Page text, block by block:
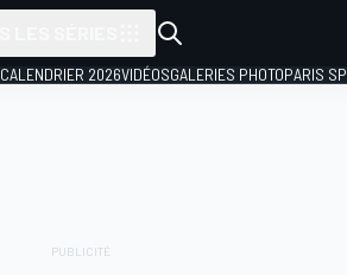
CALENDRIER 2026VIDÉOSGALERIES PHOTOPARIS